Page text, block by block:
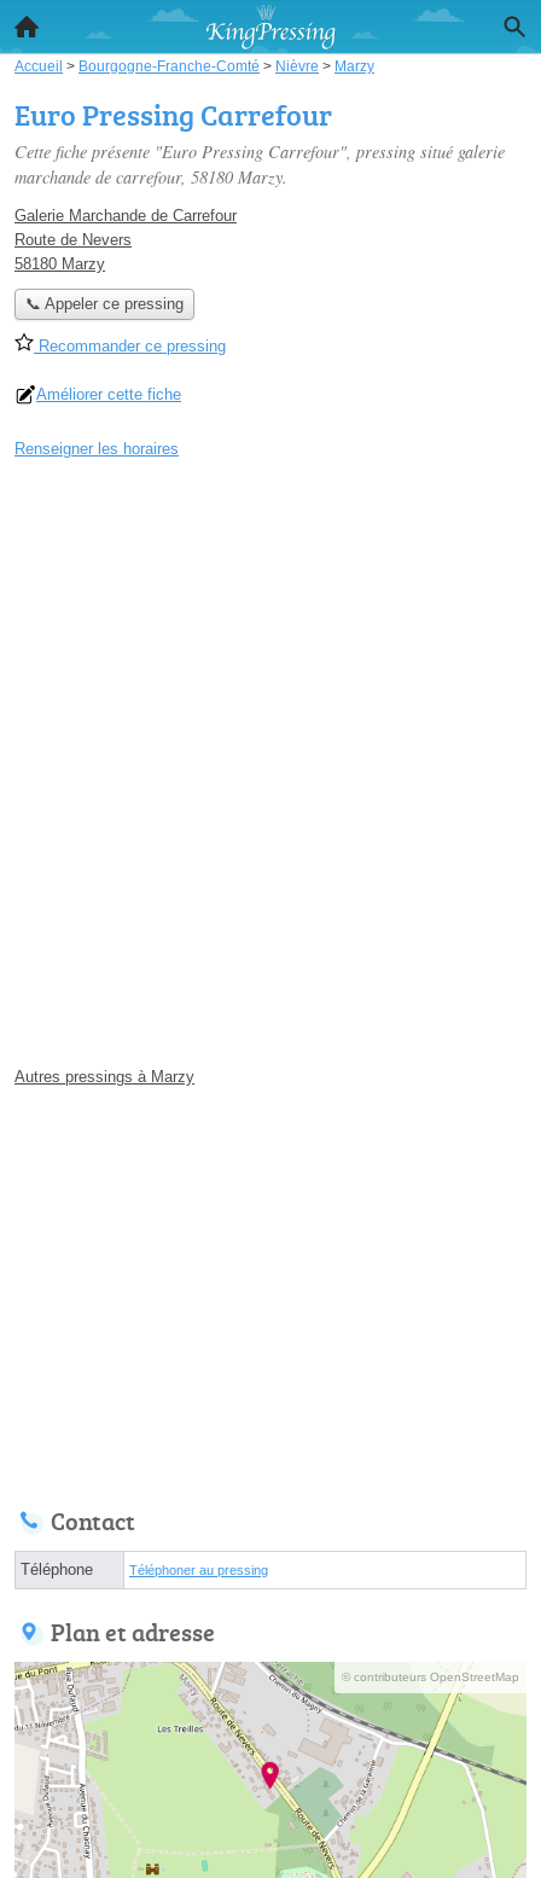
Accueil > Bourgogne-Franche-Comté > Nièvre > Marzy
Euro Pressing Carrefour
Cette fiche présente "Euro Pressing Carrefour", pressing situé galerie
marchande de carrefour, 58180 Marzy.
Galerie Marchande de Carrefour
Route de Nevers
58180 Marzy
📞 Appeler ce pressing
Recommander ce pressing
Améliorer cette fiche
Renseigner les horaires
Autres pressings à Marzy
Contact
Téléphone Téléphoner au pressing
Plan et adresse
© contributeurs OpenStreetMap